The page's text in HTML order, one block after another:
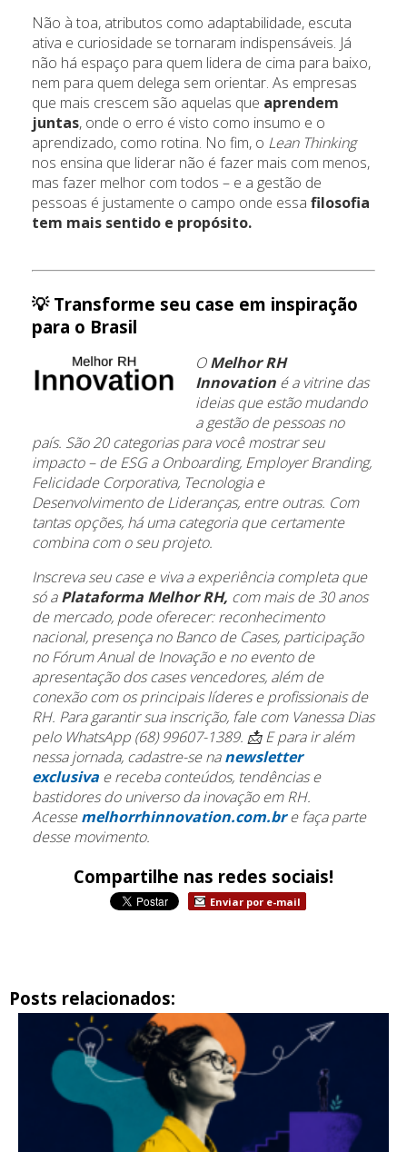
Não à toa, atributos como adaptabilidade, escuta
ativa e curiosidade se tornaram indispensáveis. Já
não há espaço para quem lidera de cima para baixo,
nem para quem delega sem orientar. As empresas
que mais crescem são aquelas que aprendem
juntas, onde o erro é visto como insumo e o
aprendizado, como rotina. No fim, o Lean Thinking
nos ensina que liderar não é fazer mais com menos,
mas fazer melhor com todos – e a gestão de
pessoas é justamente o campo onde essa filosofia
tem mais sentido e propósito.
💡 Transforme seu case em inspiração
para o Brasil
OMelhor RH
Innovation é a vitrine das
ideias que estão mudando
a gestão de pessoas no
país. São 20 categorias para você mostrar seu
impacto – de ESG a Onboarding, Employer Branding,
Felicidade Corporativa, Tecnologia e
Desenvolvimento de Lideranças, entre outras. Com
tantas opções, há uma categoria que certamente
combina com o seu projeto.
Inscreva seu case e viva a experiência completa que
só aPlataforma Melhor RH, com mais de 30 anos
de mercado, pode oferecer: reconhecimento
nacional, presença no Banco de Cases, participação
no Fórum Anual de Inovação e no evento de
apresentação dos cases vencedores, além de
conexão com os principais líderes e profissionais de
RH. Para garantir sua inscrição, fale com Vanessa Dias
pelo WhatsApp (68) 99607-1389. 📩 E para ir além
nessa jornada, cadastre-se nanewsletter
exclusiva e receba conteúdos, tendências e
bastidores do universo da inovação em RH.
Acessemelhorrhinnovation.com.bre faça parte
desse movimento.
Compartilhe nas redes sociais!
Enviar por e-mail
Posts relacionados: